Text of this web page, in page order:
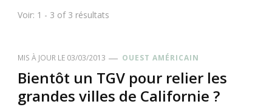
Voir: 1 - 3 of 3 résultats
MIS À JOUR LE 03/03/2013 OUEST AMÉRICAIN
Bientôt un TGV pour relier les
grandes villes de Californie ?